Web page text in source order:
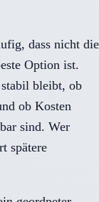
dass nicht die
Option ist.
bleibt, ob
ob Kosten
sind. Wer
spätere